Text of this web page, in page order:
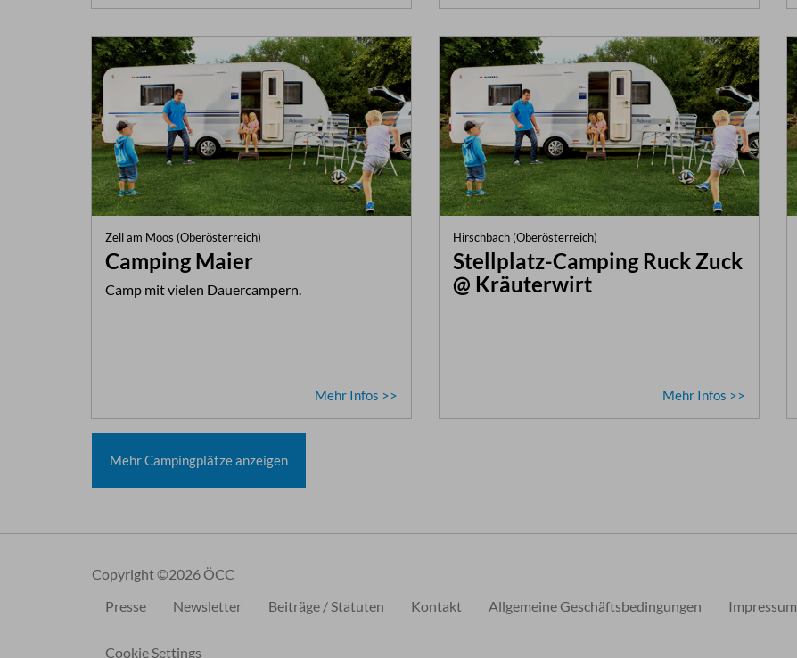
Zell am Moos (Oberösterreich)
Camping Maier
Camp mit vielen Dauercampern.
Mehr Infos >>
Hirschbach (Oberösterreich)
Stellplatz-Camping Ruck Zuck
@ Kräuterwirt
Mehr Infos >>
Mehr Campingplätze anzeigen
Copyright ©2026 ÖCC
Presse
Newsletter Beiträge / Statuten Kontakt Allgemeine Geschäftsbedingungen Impressum
Cookie Settings